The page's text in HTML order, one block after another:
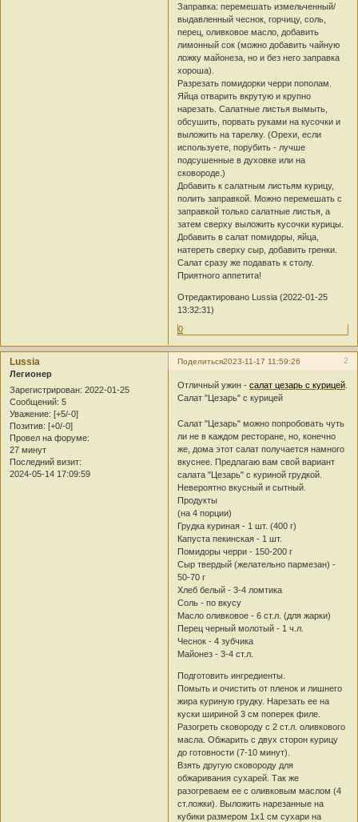
Заправка: перемешать измельченный/
выдавленный чеснок, горчицу, соль,
перец, оливковое масло, добавить
лимонный сок (можно добавить чайную
ложку майонеза, но и без него заправка
хороша).
Разрезать помидорки черри пополам.
Яйца отварить вкрутую и крупно
нарезать. Салатные листья вымыть,
обсушить, порвать руками на кусочки и
выложить на тарелку. (Орехи, если
используете, порубить - лучше
подсушенные в духовке или на
сковороде.)
Добавить к салатным листьям курицу,
полить заправкой. Можно перемешать с
заправкой только салатные листья, а
затем сверху выложить кусочки курицы.
Добавить в салат помидоры, яйца,
натереть сверху сыр, добавить гренки.
Салат сразу же подавать к столу.
Приятного аппетита!
Отредактировано Lussia (2022-01-25
13:32:31)
0
Поделиться 2
2023-11-17 11:59:26
Lussia
Легионер
Зарегистрирован: 2022-01-25
Сообщений: 5
Уважение: [+5/-0]
Позитив: [+0/-0]
Провел на форуме:
27 минут
Последний визит:
2024-05-14 17:09:59
Отличный ужин -салат цезарь с курицей
Салат "Цезарь" с курицей
Салат "Цезарь" можно попробовать чуть
ли не в каждом ресторане, но, конечно
же, дома этот салат получается намного
вкуснее. Предлагаю вам свой вариант
салата "Цезарь" с куриной грудкой.
Невероятно вкусный и сытный.
Продукты
(на 4 порции)
Грудка куриная - 1 шт. (400 г)
Капуста пекинская - 1 шт.
Помидоры черри - 150-200 г
Сыр твердый (желательно пармезан) -
50-70 г
Хлеб белый - 3-4 ломтика
Соль - по вкусу
Масло оливковое - 6 ст.л. (для жарки)
Перец черный молотый - 1 ч.л.
Чеснок - 4 зубчика
Майонез - 3-4 ст.л.
Подготовить ингредиенты.
Помыть и очистить от пленок и лишнего
жира куриную грудку. Нарезать ее на
куски шириной 3 см поперек филе.
Разогреть сковороду с 2 ст.л. оливкового
масла. Обжарить с двух сторон курицу
до готовности (7-10 минут).
Взять другую сковороду для
обжаривания сухарей. Так же
разогреваем ее с оливковым маслом (4
ст.ложки). Выложить нарезанные на
кубики размером 1х1 см сухари на